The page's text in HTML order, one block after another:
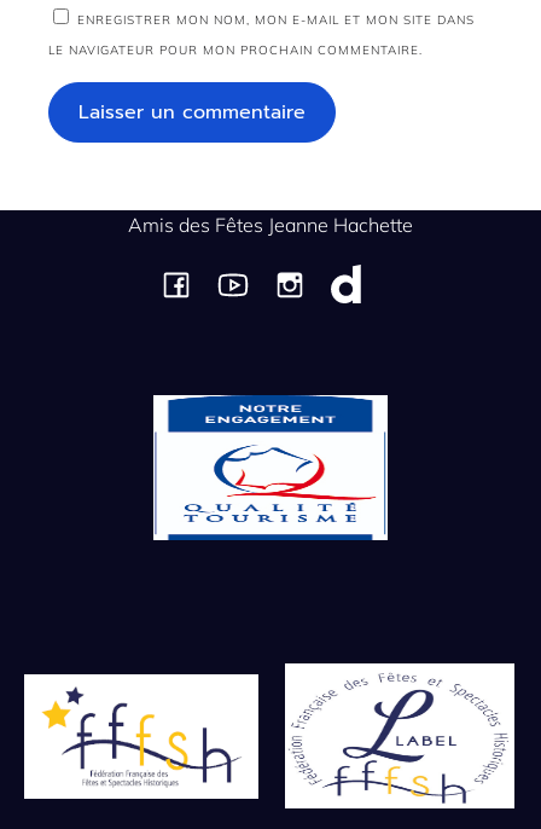
ENREGISTRER MON NOM, MON E-MAIL ET MON SITE DANS
LE NAVIGATEUR POUR MON PROCHAIN COMMENTAIRE.
Amis des Fêtes Jeanne Hachette